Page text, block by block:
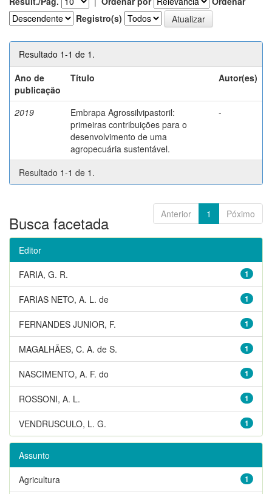
Registro(s)
Resultado 1-1 de 1.
Ano de
publicação
Título Autor(es)
2019
Embrapa Agrossilvipastoril:
primeiras contribuições para o
desenvolvimento de uma
agropecuária sustentável.
-
Resultado 1-1 de 1.
Anterior 1 Póximo
Busca facetada
Editor
1
FARIA, G. R.
1
FARIAS NETO, A. L. de
1
FERNANDES JUNIOR, F.
1
MAGALHÃES, C. A. de S.
1
NASCIMENTO, A. F. do
1
ROSSONI, A. L.
1
VENDRUSCULO, L. G.
Assunto
1
Agricultura